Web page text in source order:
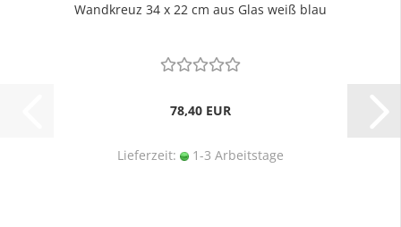
Wandkreuz 34 x 22 cm aus Glas weiß blau
78,40 EUR
Lieferzeit: 1-3 Arbeitstage